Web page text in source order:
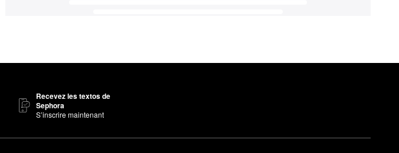
Recevez les textos de
Sephora
S’inscrire maintenant